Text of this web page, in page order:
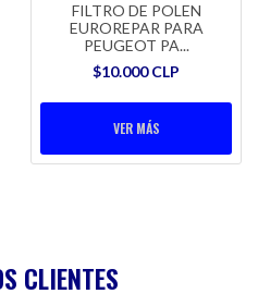
FILTRO DE POLEN
EUROREPAR PARA
PEUGEOT PA...
$10.000 CLP
VER MÁS
CLIENTES